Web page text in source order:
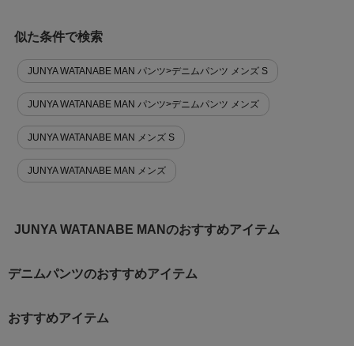
似た条件で検索
JUNYA WATANABE MAN パンツ>デニムパンツ メンズ S
JUNYA WATANABE MAN パンツ>デニムパンツ メンズ
JUNYA WATANABE MAN メンズ S
JUNYA WATANABE MAN メンズ
JUNYA WATANABE MANのおすすめアイテム
デニムパンツのおすすめアイテム
おすすめアイテム